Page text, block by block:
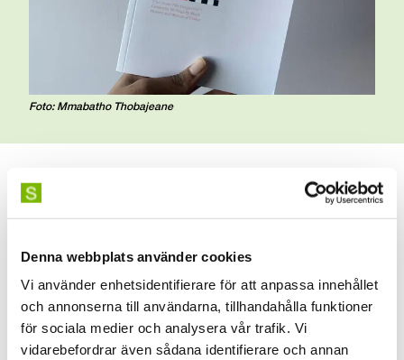
Denna webbplats använder cookies
Vi använder enhetsidentifierare för att anpassa innehållet
och annonserna till användarna, tillhandahålla funktioner
för sociala medier och analysera vår trafik. Vi
vidarebefordrar även sådana identifierare och annan
Foto: Mmabatho Thobajeane
Seminarieserien samlar konstnärer, forskare, forskare
och arrangörer från Sydafrika, Mexiko, USA, Iran,
transkulturella karaktär.
Läs mer på den engelska webben